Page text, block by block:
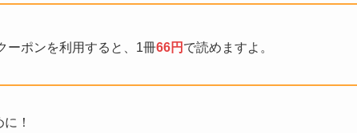
ーポンを利用すると、1冊66円 で読めますよ。
！